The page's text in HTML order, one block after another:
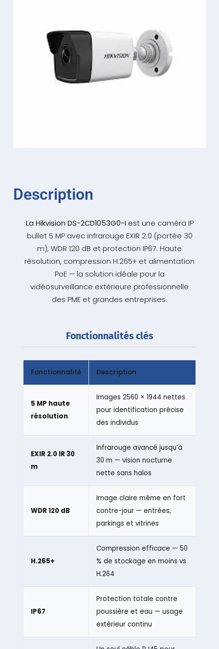
Description
La Hikvision DS-2CD1053G0-I est une caméra IP
bullet 5 MP avec infrarouge EXIR 2.0 (portée 30
m), WDR 120 dB et protection IP67. Haute
résolution, compression H.265+ et alimentation
PoE — la solution idéale pour la
vidéosurveillance extérieure professionnelle
des PME et grandes entreprises.
Fonctionnalités clés
Fonctionnalité Description
5 MP haute
résolution
Images 2560 × 1944 nettes
pour identification précise
des individus
EXIR 2.0 IR 30
m
Infrarouge avancé jusqu’à
30 m — vision nocturne
nette sans halos
WDR 120 dB
Image claire même en fort
contre-jour — entrées,
parkings et vitrines
H.265+
Compression efficace — 50
% de stockage en moins vs
H.264
IP67
Protection totale contre
poussière et eau — usage
extérieur continu